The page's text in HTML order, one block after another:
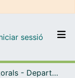
tot el DD
sessió (current)
Tesis Doctorals - Departament - Filologia Catalana